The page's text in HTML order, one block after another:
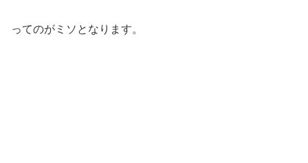
ってのがミソとなります。